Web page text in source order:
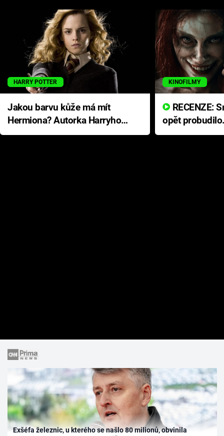
HARRY POTTER
Jakou barvu kůže má mít
Hermiona? Autorka Harryho
Pottera přišla s ráznou
KINOFILMY
opět
přichází s
Exšéfa železnic, u kterého se našlo 80 milionů, obvinila